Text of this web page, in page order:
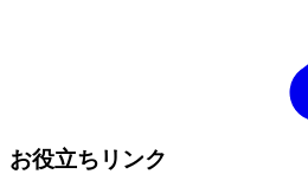
お役立ちリンク